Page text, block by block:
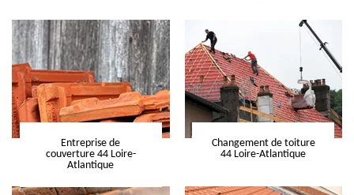
Entreprise de
couverture 44 Loire-
Atlantique
Changement de toiture
44 Loire-Atlantique